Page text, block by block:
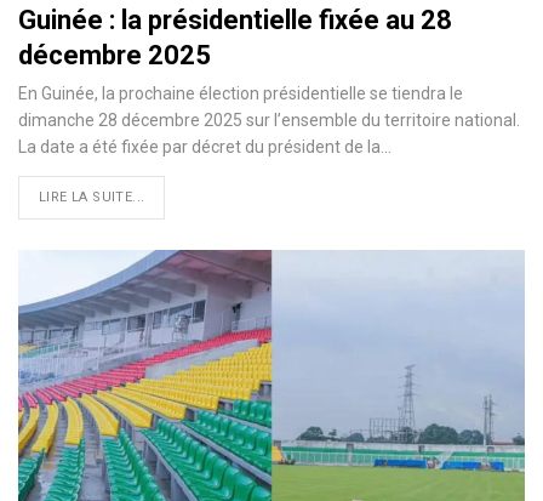
Guinée : la présidentielle fixée au 28
décembre 2025
En Guinée, la prochaine élection présidentielle se tiendra le
dimanche 28 décembre 2025 sur l’ensemble du territoire national.
La date a été fixée par décret du président de la…
LIRE LA SUITE...